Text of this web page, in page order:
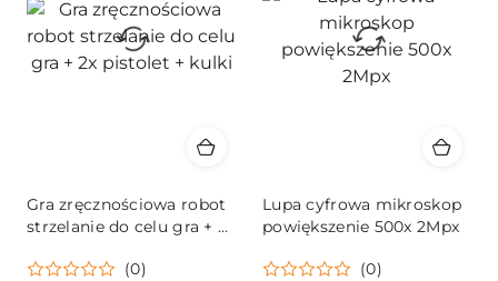
Gra zręcznościowa robot
strzelanie do celu gra + 2x
(0)
Lupa cyfrowa mikroskop
powiększenie 500x 2Mpx
(0)